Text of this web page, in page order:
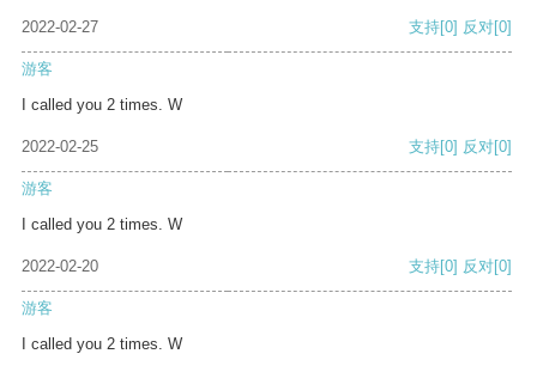
2022-02-27 支持[0] 反对[0]
游客
I called you 2 times. W
2022-02-25 支持[0] 反对[0]
游客
I called you 2 times. W
2022-02-20 支持[0] 反对[0]
游客
I called you 2 times. W